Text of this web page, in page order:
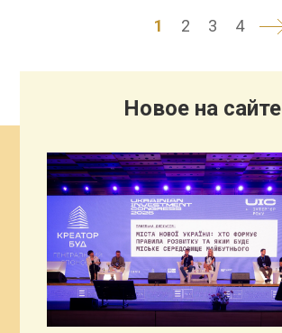
1 2 3 4
Новое на сайте